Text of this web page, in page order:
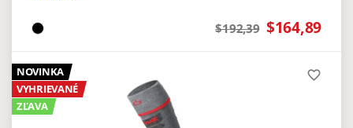
$192,39 $164,89
NOVINKA
VYHRIEVANÉ
ZĽAVA
favorite_border